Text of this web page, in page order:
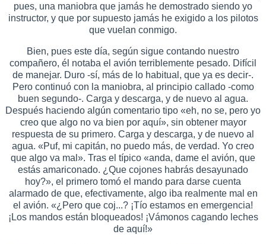
pues, una maniobra que jamás he demostrado siendo yo
instructor, y que por supuesto jamás he exigido a los pilotos
que vuelan conmigo.
Bien, pues este día, según sigue contando nuestro
compañero, él notaba el avión terriblemente pesado. Difícil
de manejar. Duro -sí, más de lo habitual, que ya es decir-.
Pero continuó con la maniobra, al principio callado -como
buen segundo-. Carga y descarga, y de nuevo al agua.
Después haciendo algún comentario tipo «eh, no se, pero yo
creo que algo no va bien por aquí», sin obtener mayor
respuesta de su primero. Carga y descarga, y de nuevo al
agua. «Puf, mi capitán, no puedo más, de verdad. Yo creo
que algo va mal». Tras el típico «anda, dame el avión, que
estás amariconado. ¿Que cojones habrás desayunado
hoy?», el primero tomó el mando para darse cuenta
alarmado de que, efectivamente, algo iba realmente mal en
el avión. «¿Pero que coj...? ¡Tío estamos en emergencia!
¡Los mandos están bloqueados! ¡Vámonos cagando leches
de aquí!»